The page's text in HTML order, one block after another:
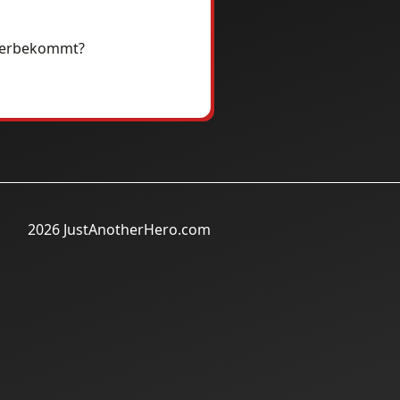
2026 JustAnotherHero.com